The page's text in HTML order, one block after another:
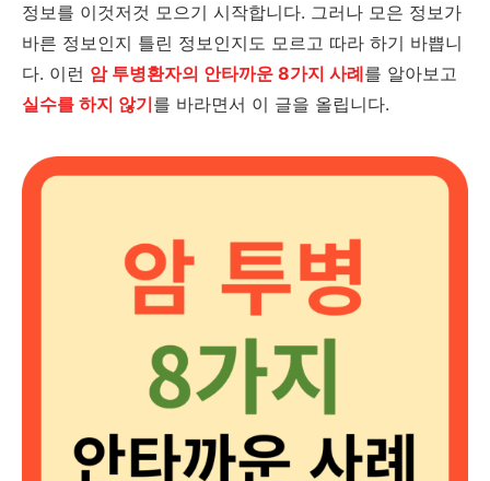
정보를 이것저것 모으기 시작합니다. 그러나 모은 정보가
바른 정보인지 틀린 정보인지도 모르고 따라 하기 바쁩니
다. 이런 암 투병환자의 안타까운 8가지 사례를 알아보고
실수를 하지 않기를 바라면서 이 글을 올립니다.